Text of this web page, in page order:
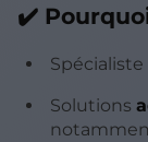
✔️
Spécialiste
Solutions